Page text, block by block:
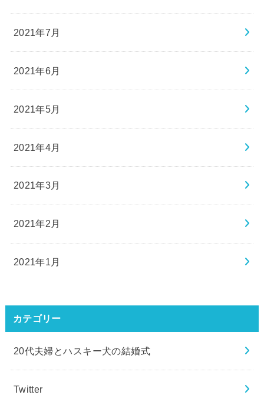
2021年7月
2021年6月
2021年5月
2021年4月
2021年3月
2021年2月
2021年1月
カテゴリー
20代夫婦とハスキー犬の結婚式
Twitter